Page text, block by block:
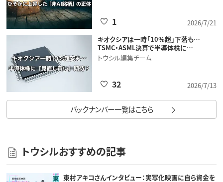
2026/7/21
1
キオクシアは一時「10％超」下落も…
TSMC・ASML決算で半導体株に…
トウシル編集チーム
2026/7/13
32
バックナンバー一覧はこちら
トウシルおすすめの記事
東村アキコさんインタビュー：実写化映画に自ら資金を